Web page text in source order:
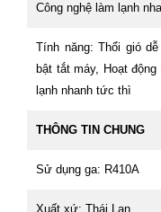
Công nghệ làm lạnh
Tính năng: Thổi gió
bật tắt máy, Hoạt
lạnh nhanh tức thì
THÔNG TIN CHUNG
Sử dụng ga: R410A
Xuất xứ: Thái Lan